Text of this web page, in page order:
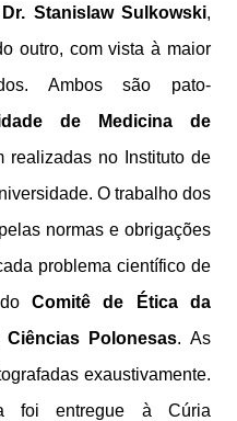
Dr. Stanislaw Sulkowski,
outro, com vista à maior
Ambos são pato-
de Medicina de
realizadas no Instituto de
O trabalho dos
normas e obrigações
problema científico de
Comitê de Ética da
Polonesas. As
exaustivamente.
foi entregue à Cúria